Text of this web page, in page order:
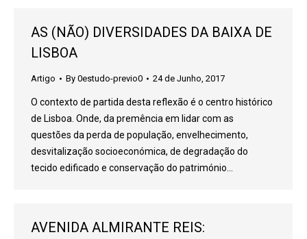
AS (NÃO) DIVERSIDADES DA BAIXA DE
LISBOA
Artigo By 0estudo-previo0 24 de Junho, 2017
O contexto de partida desta reflexão é o centro histórico
de Lisboa. Onde, da premência em lidar com as
questões da perda de população, envelhecimento,
desvitalização socioeconómica, de degradação do
tecido edificado e conservação do património…
AVENIDA ALMIRANTE REIS: